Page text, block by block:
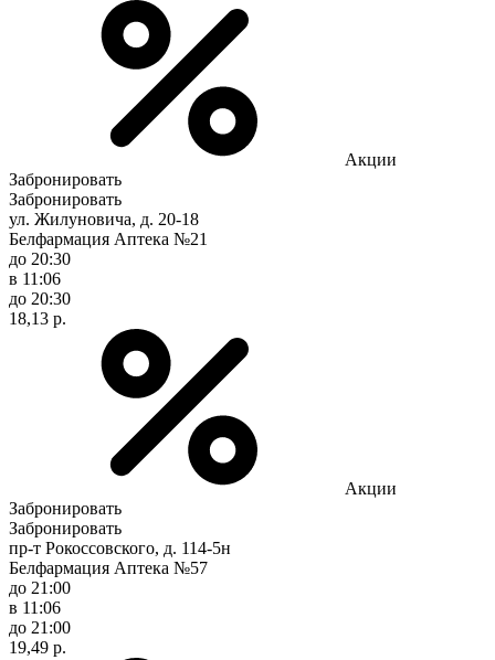
Акции
Забронировать
Забронировать
ул. Жилуновича, д. 20-18
Белфармация Аптека №21
до 20:30
в 11:06
до 20:30
18,13 р.
Акции
Забронировать
Забронировать
пр-т Рокоссовского, д. 114-5н
Белфармация Аптека №57
до 21:00
в 11:06
до 21:00
19,49 р.